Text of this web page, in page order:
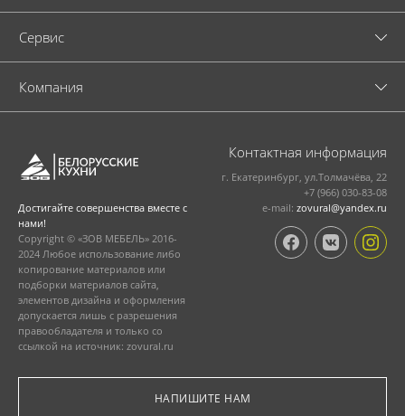
Достигайте совершенства вместе с
нами!
Copyright © «ЗОВ МЕБЕЛЬ» 2016-
2024 Любое использование либо
копирование материалов или
подборки материалов сайта,
элементов дизайна и оформления
допускается лишь с разрешения
правообладателя и только со
ссылкой на источник: zovural.ru
Cервис
Компания
Контактная информация
г. Екатеринбург, ул.Толмачёва, 22
+7 (966) 030-83-08
e-mail: zovural@yandex.ru
НАПИШИТЕ НАМ